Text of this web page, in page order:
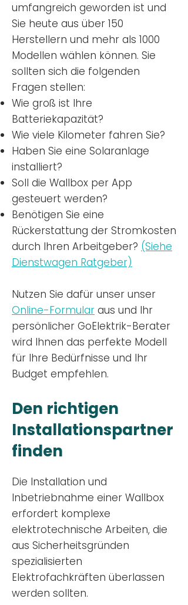
umfangreich geworden ist und
Sie heute aus über 150
Herstellern und mehr als 1000
Modellen wählen können. Sie
sollten sich die folgenden
Fragen stellen:
Wie groß ist Ihre
Batteriekapazität?
Wie viele Kilometer fahren Sie?
Haben Sie eine Solaranlage
installiert?
Soll die Wallbox per App
gesteuert werden?
Benötigen Sie eine
Rückerstattung der Stromkosten
durch Ihren Arbeitgeber? (Siehe
Dienstwagen Ratgeber)
Nutzen Sie dafür unser unser
Online-Formular aus und Ihr
persönlicher GoElektrik-Berater
wird Ihnen das perfekte Modell
für Ihre Bedürfnisse und Ihr
Budget empfehlen.
Den richtigen
Installationspartner
finden
Die Installation und
Inbetriebnahme einer Wallbox
erfordert komplexe
elektrotechnische Arbeiten, die
aus Sicherheitsgründen
spezialisierten
Elektrofachkräften überlassen
werden sollten.